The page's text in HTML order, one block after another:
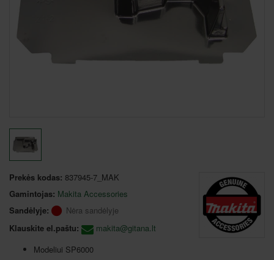
Prekės kodas: 837945-7_MAK
Gamintojas: Makita Accessories
Sandėlyje:
Nėra sandėlyje
Klauskite el.paštu:
makita@gitana.lt
Modeliui SP6000